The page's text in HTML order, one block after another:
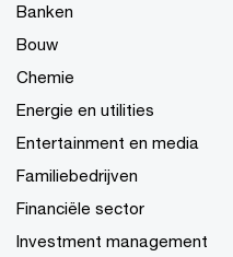
Banken
Bouw
Chemie
Energie en utilities
Entertainment en media
Familiebedrijven
Financiële sector
Investment management